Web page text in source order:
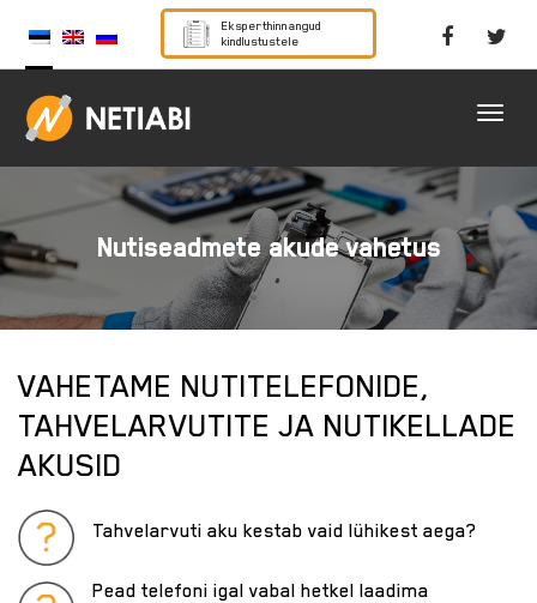
Eksperthinnangud
kindlustustele
Nutiseadmete akude vahetus
VAHETAME NUTITELEFONIDE,
TAHVELARVUTITE JA NUTIKELLADE
AKUSID
Tahvelarvuti aku kestab vaid lühikest aega?
Pead telefoni igal vabal hetkel laadima